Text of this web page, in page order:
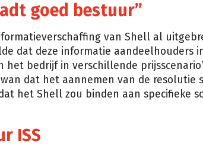
goed bestuur”
van Shell al
dat deze informatie aandeelhouders
bedrijf in verschillende
dat het aannemen van de resolutie
het Shell zou binden aan specifieke
ISS